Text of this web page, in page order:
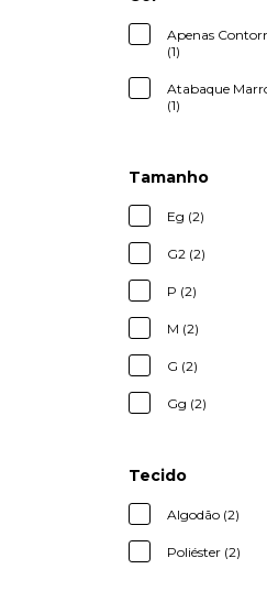
Apenas
(1)
Atabaque
(1)
Tamanho
Eg (2)
G2 (2)
P (2)
M (2)
G (2)
Gg (2)
Tecido
Algodão (2)
Poliéster (2)